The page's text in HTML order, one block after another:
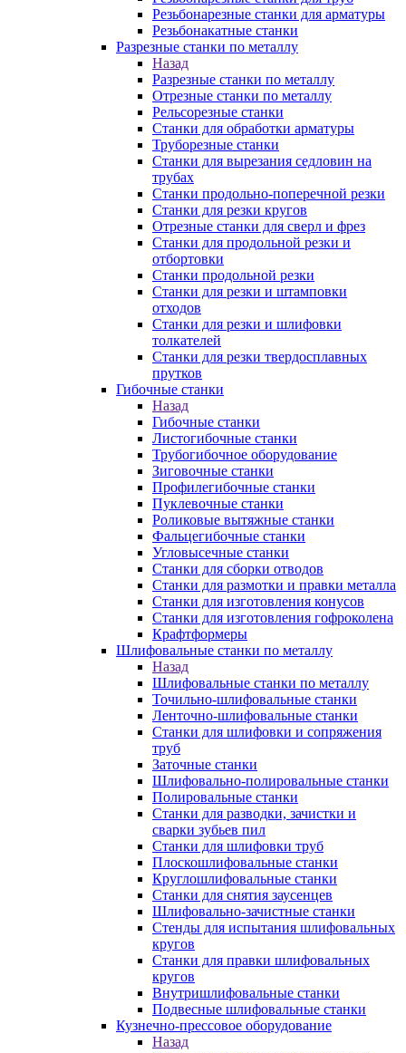
Резьбонарезные станки для арматуры
Резьбонакатные станки
Разрезные станки по металлу
Назад
Разрезные станки по металлу
Отрезные станки по металлу
Рельсорезные станки
Станки для обработки арматуры
Труборезные станки
Станки для вырезания седловин на
трубаx
Станки продольно-поперечной резки
Станки для резки кругов
Отрезные станки для сверл и фрез
Станки для продольной резки и
отбортовки
Станки продольной резки
Станки для резки и штамповки
отходов
Станки для резки и шлифовки
толкателей
Станки для резки твердосплавных
прутков
Гибочные станки
Назад
Гибочные станки
Листогибочные станки
Трубогибочное оборудование
Зиговочные станки
Профилегибочные станки
Пуклевочные станки
Роликовые вытяжные станки
Фальцегибочные станки
Угловысечные станки
Станки для сборки отводов
Станки для размотки и правки металла
Станки для изготовления конусов
Станки для изготовления гофроколена
Крафтформеры
Шлифовальные станки по металлу
Назад
Шлифовальные станки по металлу
Точильно-шлифовальные станки
Ленточно-шлифовальные станки
Станки для шлифовки и сопряжения
труб
Заточные станки
Шлифовально-полировальные станки
Полировальные станки
Станки для разводки, зачистки и
сварки зубьев пил
Станки для шлифовки труб
Плоскошлифовальные станки
Круглошлифовальные станки
Станки для снятия заусенцев
Шлифовально-зачистные станки
Стенды для испытания шлифовальных
кругов
Станки для правки шлифовальных
кругов
Внутришлифовальные станки
Подвесные шлифовальные станки
Кузнечно-прессовое оборудование
Назад